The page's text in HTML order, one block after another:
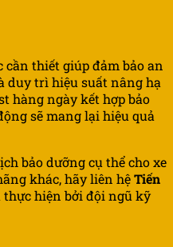
cần thiết giúp đảm bảo an
duy trì hiệu suất nâng hạ
hàng ngày kết hợp bảo
sẽ mang lại hiệu quả
bảo dưỡng cụ thể cho xe
khác, hãy liên hệTiến
thực hiện bởi đội ngũ kỹ